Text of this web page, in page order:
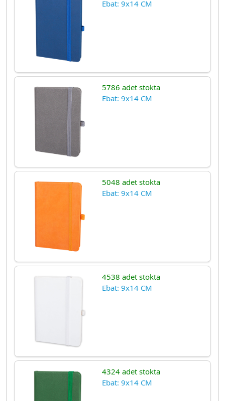
Ebat: 9x14 CM
5786 adet stokta
Ebat: 9x14 CM
5048 adet stokta
Ebat: 9x14 CM
4538 adet stokta
Ebat: 9x14 CM
4324 adet stokta
Ebat: 9x14 CM